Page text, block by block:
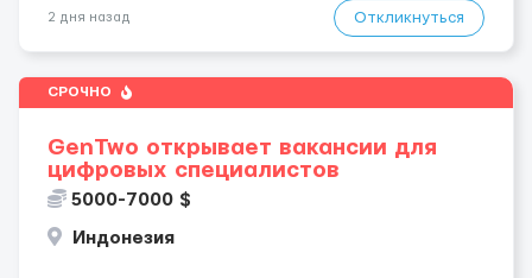
2 дня назад Откликнуться
СРОЧНО
GenTwo открывает вакансии для
цифровых специалистов
5000-7000 $
Индонезия